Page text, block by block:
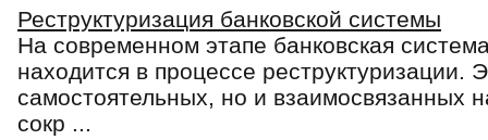
Реструктуризация банковской системы
На современном этапе банковская
находится в процессе реструктуризации.
самостоятельных, но и взаимосвязанных
сокр ...